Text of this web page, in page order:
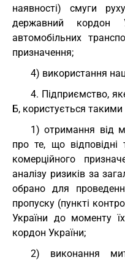
наявності) смуги
державний кордон
автомобільних
призначення;
4) використання
4. Підприємство,
Б, користується
1) отримання від
про те, що відповідні
комерційного
аналізу ризиків за
обрано для
пропуску (пункті
України до моменту
кордон України;
2) виконання